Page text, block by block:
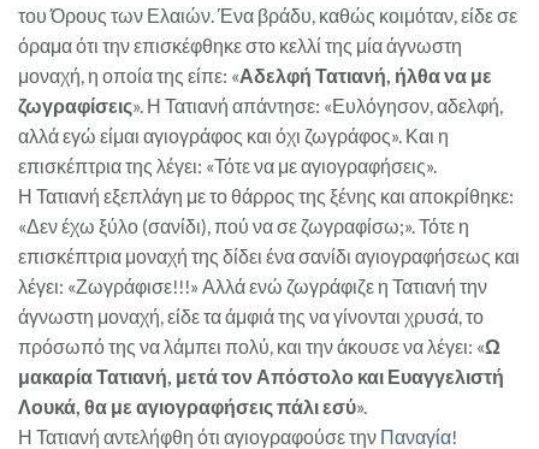
του Όρους των Ελαιών. Ένα βράδυ, καθώς κοιμόταν, είδε σε
όραμα ότι την επισκέφθηκε στο κελλί της μία άγνωστη
μοναχή, η οποία της είπε: «Αδελφή Τατιανή, ήλθα να με
ζωγραφίσεις». Η Τατιανή απάντησε: «Ευλόγησον, αδελφή,
αλλά εγώ είμαι αγιογράφος και όχι ζωγράφος». Και η
επισκέπτρια της λέγει: «Τότε να με αγιογραφήσεις».
Η Τατιανή εξεπλάγη με το θάρρος της ξένης και αποκρίθηκε:
«Δεν έχω ξύλο (σανίδι), πού να σε ζωγραφίσω;». Τότε η
επισκέπτρια μοναχή της δίδει ένα σανίδι αγιογραφήσεως και
λέγει: «Ζωγράφισε!!!» Αλλά ενώ ζωγράφιζε η Τατιανή την
άγνωστη μοναχή, είδε τα άμφιά της να γίνονται χρυσά, το
πρόσωπό της να λάμπει πολύ, και την άκουσε να λέγει: «Ω
μακαρία Τατιανή, μετά τον Απόστολο και Ευαγγελιστή
Λουκά, θα με αγιογραφήσεις πάλι εσύ».
Η Τατιανή αντελήφθη ότι αγιογραφούσε την Παναγία!